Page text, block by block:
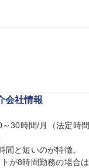
会社情報
～30時間/月（法定時
と短いのが特徴。
が8時間勤務の場合